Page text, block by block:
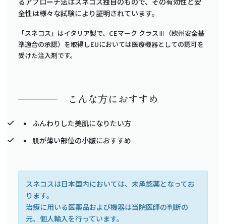
全性は様々な試験により証明されています。
「スネコス」はイタリア製で、CEマーク クラスⅢ（欧州安全基
準適合の承認）を取得しEUにおいては医療機器としての認可を
受けた注入剤です。
こんな方におすすめ
ふんわりした美肌になりたい方
肌が薄い部位の小皺におすすめ
スネコスは日本国内においては、未承認薬となってお
ります。
治療に用いる医薬品および機器は当院医師の判断の
元、個人輸入を行っています。